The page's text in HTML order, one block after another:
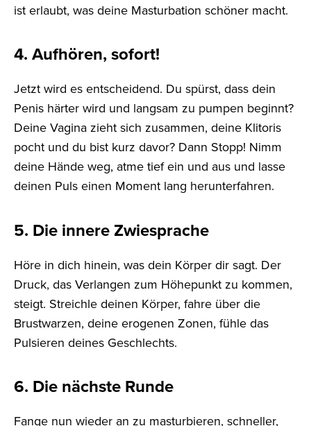
ist erlaubt, was deine Masturbation schöner macht.
4. Aufhören, sofort!
Jetzt wird es entscheidend. Du spürst, dass dein
Penis härter wird und langsam zu pumpen beginnt?
Deine Vagina zieht sich zusammen, deine Klitoris
pocht und du bist kurz davor? Dann Stopp! Nimm
deine Hände weg, atme tief ein und aus und lasse
deinen Puls einen Moment lang herunterfahren.
5. Die innere Zwiesprache
Höre in dich hinein, was dein Körper dir sagt. Der
Druck, das Verlangen zum Höhepunkt zu kommen,
steigt. Streichle deinen Körper, fahre über die
Brustwarzen, deine erogenen Zonen, fühle das
Pulsieren deines Geschlechts.
6. Die nächste Runde
Fange nun wieder an zu masturbieren, schneller,